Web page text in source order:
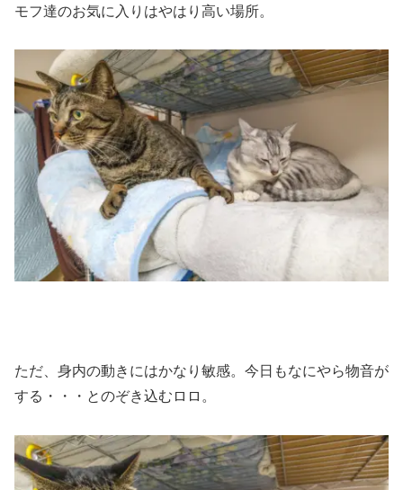
モフ達のお気に入りはやはり高い場所。
ただ、身内の動きにはかなり敏感。今日もなにやら物音が
する・・・とのぞき込むロロ。